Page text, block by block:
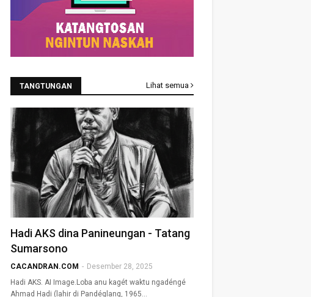
TANGTUNGAN Lihat semua
Hadi AKS dina Panineungan - Tatang
Sumarsono
CACANDRAN.COM - Desember 28, 2025
Hadi AKS. AI Image.Loba anu kagét waktu ngadéngé
Ahmad Hadi (lahir di Pandéglang, 1965…